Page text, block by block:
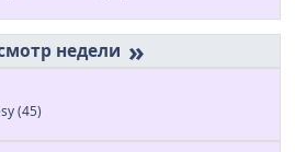
»
(45)